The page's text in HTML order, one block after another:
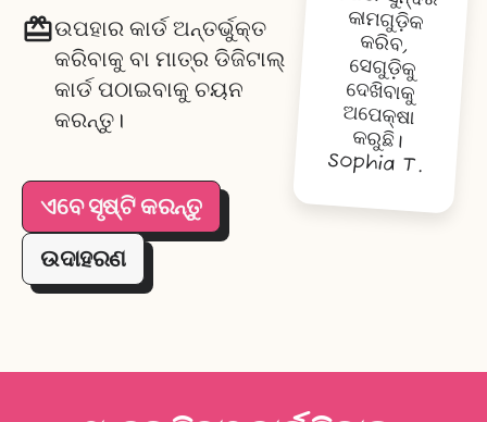
ଉପହାର କାର୍ଡ ଅନ୍ତର୍ଭୁକ୍ତ
କରିବାକୁ ବା ମାତ୍ର ଡିଜିଟାଲ୍
କାର୍ଡ ପଠାଇବାକୁ ଚୟନ
କରନ୍ତୁ।
ଏବେ ସୃଷ୍ଟି କରନ୍ତୁ
ଉଦାହରଣ
କରୁଛି।
Sophia T.